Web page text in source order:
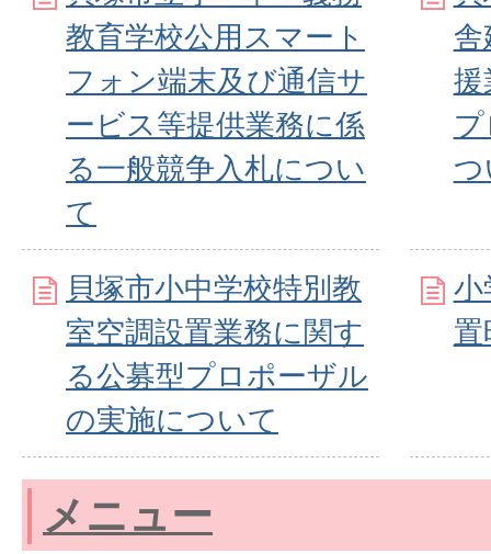
教育学校公用スマート
フォン端末及び通信サ
ービス等提供業務に係
る一般競争入札につい
て
援
貝塚市小中学校特別教
室空調設置業務に関す
る公募型プロポーザル
の実施について
小
メニュー